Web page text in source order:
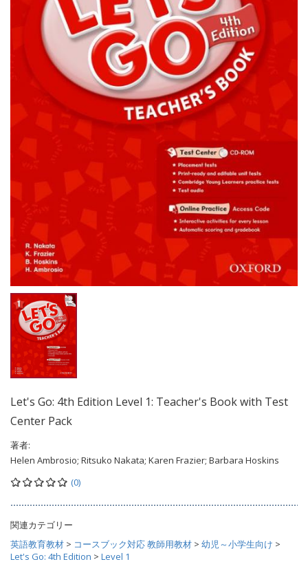
Let's Go: 4th Edition Level 1: Teacher's Book with Test
Center Pack
著者:
Helen Ambrosio; Ritsuko Nakata; Karen Frazier; Barbara Hoskins
(0)
関連カテゴリー
英語教育教材 > コースブック対応 教師用教材 > 幼児～小学生向け >
Let's Go: 4th Edition > Level 1